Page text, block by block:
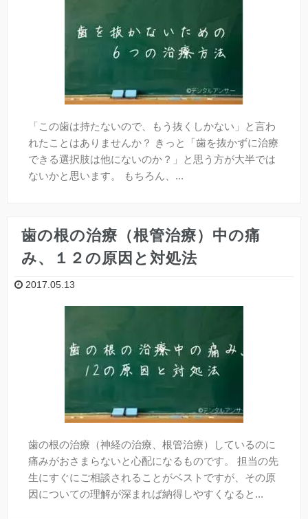
「この歯は持たないので、もう抜くしかない」と言わ
れたことはありませんか？ きっと「歯を抜かずに治療
できる選択肢は他にないのか？」と思う方が大半では
ないかと思います。 もちろん、...
歯の根の治療（根管治療）中の痛
み、１２の原因と対処法
2017.05.13
歯の根の治療（神経の治療、根管治療）しているのに
痛みがおさまらないと心配になるものです。 担当の先
生にすぐにご相談されることがベストですが、その原
因についての理解が深まれば納得しやすくなると...